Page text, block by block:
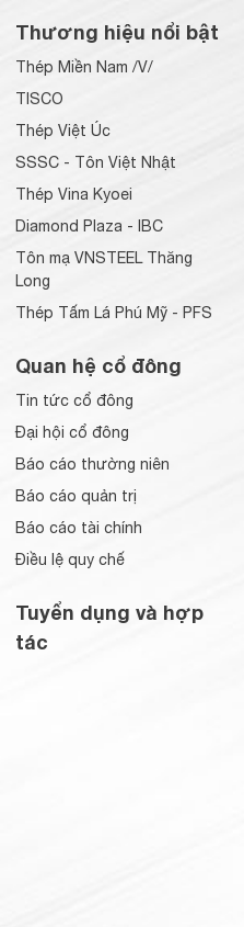
Thương hiệu nổi bật
Thép Miền Nam /V/
TISCO
Thép Việt Úc
SSSC - Tôn Việt Nhật
Thép Vina Kyoei
Diamond Plaza - IBC
Tôn mạ VNSTEEL Thăng
Long
Thép Tấm Lá Phú Mỹ - PFS
Quan hệ cổ đông
Tin tức cổ đông
Đại hội cổ đông
Báo cáo thường niên
Báo cáo quản trị
Báo cáo tài chính
Điều lệ quy chế
Tuyển dụng và hợp
tác